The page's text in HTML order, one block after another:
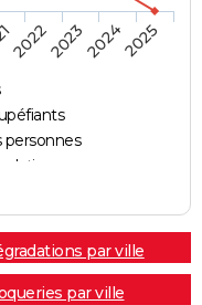
personnes
2022202320242025
par ville
par ville